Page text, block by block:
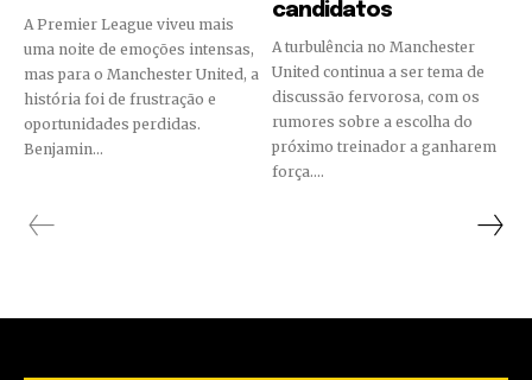
A Premier League viveu mais
uma noite de emoções intensas,
mas para o Manchester United, a
história foi de frustração e
oportunidades perdidas.
Benjamin...
candidatos
A turbulência no Manchester
United continua a ser tema de
discussão fervorosa, com os
rumores sobre a escolha do
próximo treinador a ganharem
força....